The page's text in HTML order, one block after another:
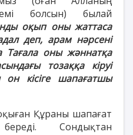
болсын) былай
оқып оны жаттаса
деп, арам нәрсені
Тағала оны жәннатқа
тозаққа кіруі
он кісіге шапағатшы
Құраны шапағат
Сондықтан